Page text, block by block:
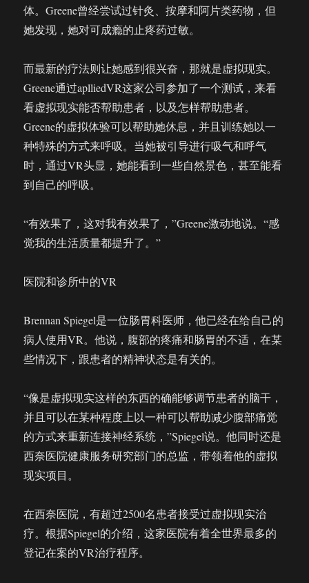
丝
亲
临
场
体。Greene曾经尝试过针灸、按摩和阿片类药物，但
她发现，她对可成瘾的止疼药过敏。
而最新的疗法则让她感到很兴奋，那就是虚拟现实。
Greene通过aplliedVR这家公司参加了一个测试，来看
看虚拟现实能否帮助患者，以及怎样帮助患者。
Greene的虚拟体验可以帮助她休息，并且训练她以一
种特殊的方式来呼吸。当她被引导进行吸气和呼气
时，通过VR头显，她能看到一些自然景色，甚至能看
到自己的呼吸。
“有效果了，这对我有效果了，”Greene激动地说。“感
觉我的生活质量都提升了。”
医院和诊所中的VR
Brennan Spiegel是一位肠胃科医师，他已经在给自己的
病人使用VR。他说，腹部的疼痛和肠胃的不适，在某
些情况下，跟患者的精神状态是有关的。
“像是虚拟现实这样的东西的确能够调节患者的脑干，
并且可以在某种程度上以一种可以帮助减少腹部痛觉
的方式来重新连接神经系统，”Spiegel说。他同时还是
西奈医院健康服务研究部门的总监，带领着他的虚拟
现实项目。
在西奈医院，有超过2500名患者接受过虚拟现实治
疗。根据Spiegel的介绍，这家医院有着全世界最多的
登记在案的VR治疗程序。